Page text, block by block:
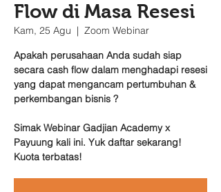
Flow di Masa Resesi
Kam, 25 Agu
  |
Zoom Webinar
Apakah perusahaan Anda sudah siap
secara cash flow dalam menghadapi resesi
yang dapat mengancam pertumbuhan &
perkembangan bisnis ?
Simak Webinar Gadjian Academy x
Payuung kali ini. Yuk daftar sekarang!
Kuota terbatas!